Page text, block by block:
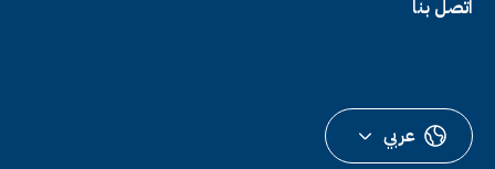
اتصل بنا
عربي